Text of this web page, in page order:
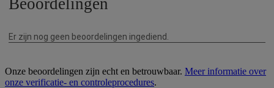
Onze beoordelingen zijn echt en betrouwbaar. Meer informatie over
onze verificatie- en controleprocedures.